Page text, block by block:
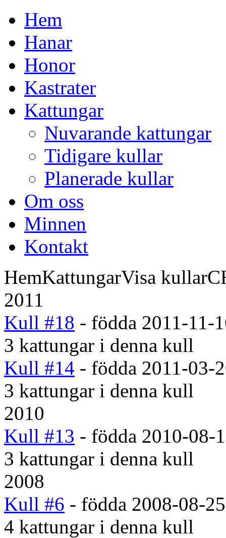
Hem
Hanar
Honor
Kastrater
Kattungar
Nuvarande kattungar
Tidigare kullar
Planerade kullar
Om oss
Minnen
Kontakt
HemKattungarVisa kullar
2011
Kull #18 - födda 2011-11-
3 kattungar i denna kull
Kull #14 - födda 2011-03-
3 kattungar i denna kull
2010
Kull #13 - födda 2010-08-
3 kattungar i denna kull
2008
Kull #6 - födda 2008-08-25
4 kattungar i denna kull